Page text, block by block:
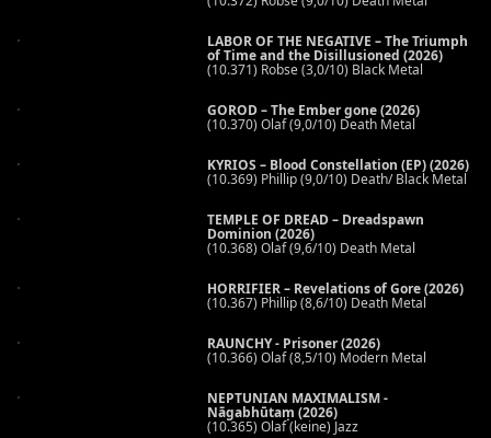
LABOR OF THE NEGATIVE – The Triumph
of Time and the Disillusioned (2026)
(10.371) Robse (3,0/10) Black Metal
GOROD – The Ember gone (2026)
(10.370) Olaf (9,0/10) Death Metal
KYRIOS – Blood Constellation (EP) (2026)
(10.369) Phillip (9,0/10) Death/ Black Metal
TEMPLE OF DREAD – Dreadspawn
Dominion (2026)
(10.368) Olaf (9,6/10) Death Metal
HORRIFIER – Revelations of Gore (2026)
(10.367) Phillip (8,6/10) Death Metal
RAUNCHY - Prisoner (2026)
(10.366) Olaf (8,5/10) Modern Metal
NEPTUNIAN MAXIMALISM -
Nāgabhūtaṃ (2026)
(10.365) Olaf (keine) Jazz